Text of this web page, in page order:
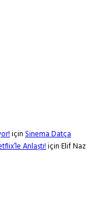
içinSinema Datça
Anlaştı!içinElif Naz